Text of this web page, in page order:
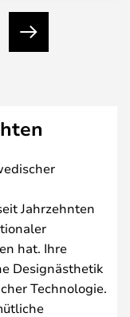
Weiter
Jahrzehnten
hat. Ihre
Designästhetik
Technologie.